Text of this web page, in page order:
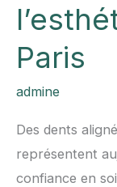
Paris
admine
Des dents
représentent
confiance en